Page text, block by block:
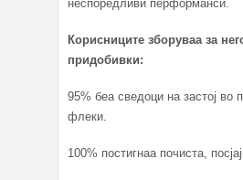
неспоредливи перформанси.
Корисниците зборуваа за
придобивки:
95% беа сведоци на застој во
флеки.
100% постигнаа почиста,